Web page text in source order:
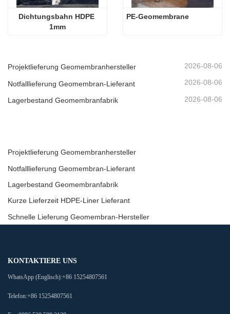
Dichtungsbahn HDPE
1mm
PE-Geomembrane
Projektlieferung Geomembranhersteller 2026-08-06
Notfalllieferung Geomembran-Lieferant 2026-08-06
Lagerbestand Geomembranfabrik 2026-08-06
Projektlieferung Geomembranhersteller
Notfalllieferung Geomembran-Lieferant
Lagerbestand Geomembranfabrik
Kurze Lieferzeit HDPE-Liner Lieferant
Schnelle Lieferung Geomembran-Hersteller
KONTAKTIERE UNS
WhatsApp (Englisch):+86 15254807561
Telefon:+86 15254807561